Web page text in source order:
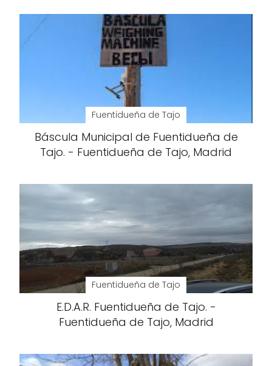
Fuentidueña de Tajo
Báscula Municipal de Fuentidueña de
Tajo. - Fuentidueña de Tajo, Madrid
Fuentidueña de Tajo
E.D.A.R. Fuentidueña de Tajo. -
Fuentidueña de Tajo, Madrid